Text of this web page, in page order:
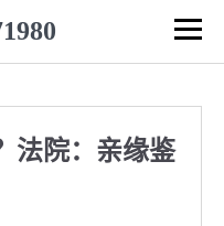
法院：亲缘鉴